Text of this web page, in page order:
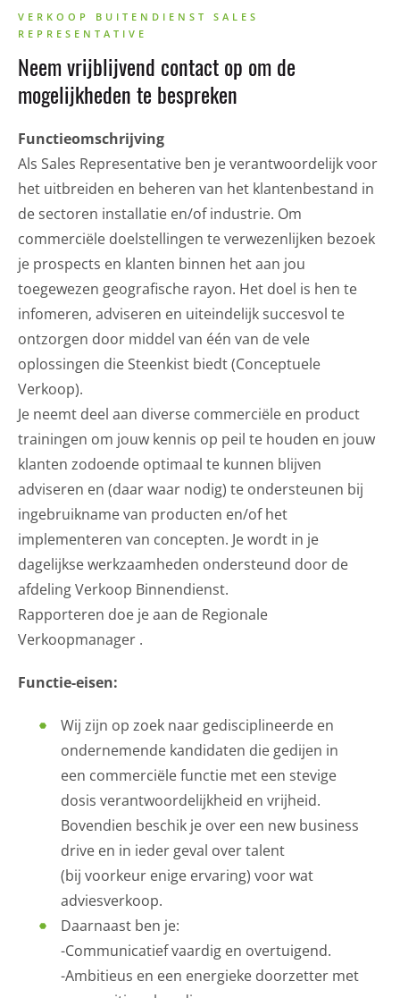
VERKOOP BUITENDIENST SALES
REPRESENTATIVE
Neem vrijblijvend contact op om de
mogelijkheden te bespreken
Functieomschrijving
Als Sales Representative ben je verantwoordelijk voor
het uitbreiden en beheren van het klantenbestand in
de sectoren installatie en/of industrie. Om
commerciële doelstellingen te verwezenlijken bezoek
je prospects en klanten binnen het aan jou
toegewezen geografische rayon. Het doel is hen te
infomeren, adviseren en uiteindelijk succesvol te
ontzorgen door middel van één van de vele
oplossingen die Steenkist biedt (Conceptuele
Verkoop).
Je neemt deel aan diverse commerciële en product
trainingen om jouw kennis op peil te houden en jouw
klanten zodoende optimaal te kunnen blijven
adviseren en (daar waar nodig) te ondersteunen bij
ingebruikname van producten en/of het
implementeren van concepten. Je wordt in je
dagelijkse werkzaamheden ondersteund door de
afdeling Verkoop Binnendienst.
Rapporteren doe je aan de Regionale
Verkoopmanager .
Functie-eisen:
Wij zijn op zoek naar gedisciplineerde en
ondernemende kandidaten die gedijen in
een commerciële functie met een stevige
dosis verantwoordelijkheid en vrijheid.
Bovendien beschik je over een new business
drive en in ieder geval over talent
(bij voorkeur enige ervaring) voor wat
adviesverkoop.
Daarnaast ben je:
-Communicatief vaardig en overtuigend.
-Ambitieus en een energieke doorzetter met